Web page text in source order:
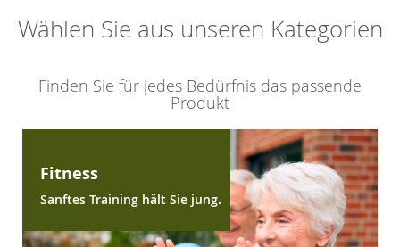
Wählen Sie aus unseren Kategorien
Finden Sie für jedes Bedürfnis das passende
Produkt
Fitness
Sanftes Training hält Sie jung.